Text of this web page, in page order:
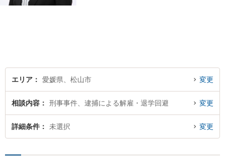
エリア 愛媛県、松山市 変更
相談内容 刑事事件、逮捕による解雇・退学回避 変更
詳細条件 未選択 変更